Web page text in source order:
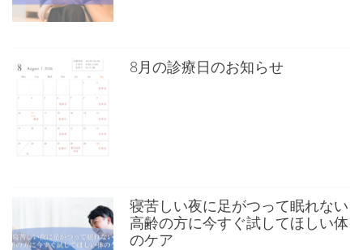
8月の診療日のお知らせ
寝苦しい夜に足がつって眠れない
高齢の方に今すぐ試してほしい体
のケア